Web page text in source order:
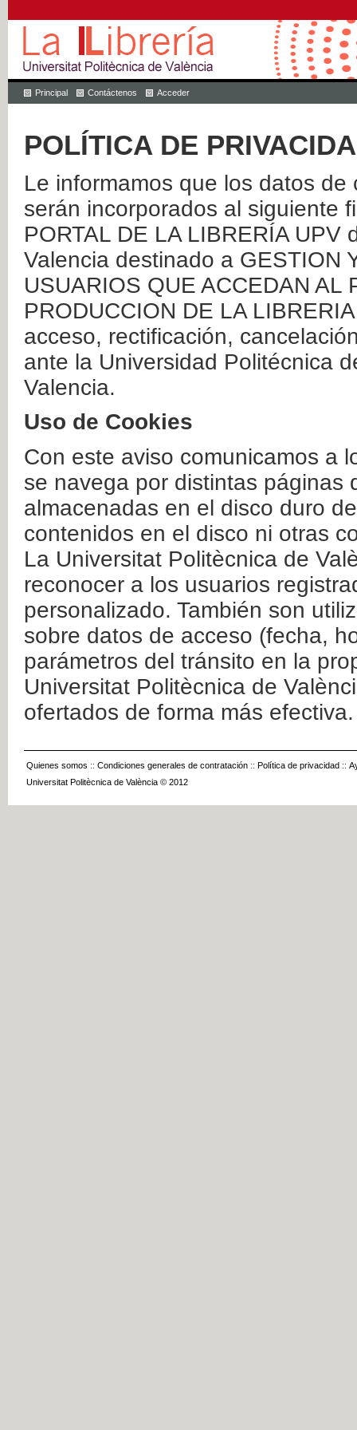
Principal Contáctenos Acceder
POLÍTICA DE
Le informamos que los datos
serán incorporados al siguiente
PORTAL DE LA LIBRERÍA
Valencia destinado a GESTION
USUARIOS QUE ACCEDAN AL
PRODUCCION DE LA
acceso, rectificación,
ante la Universidad Politécnica
Valencia.
Uso de Cookies
Con este aviso comunicamos a
se navega por distintas páginas
almacenadas en el disco duro
contenidos en el disco ni otras
La Universitat Politècnica de
reconocer a los usuarios
personalizado. También son
sobre datos de acceso (fecha,
parámetros del tránsito en la
Universitat Politècnica de
ofertados de forma más efectiva.
Quienes somos :: Condiciones generales de contratación :: Política de privacidad ::
Universitat Politècnica de València © 2012